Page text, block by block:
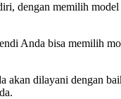
dengan memilih
Anda bisa memilih
akan dilayani dengan